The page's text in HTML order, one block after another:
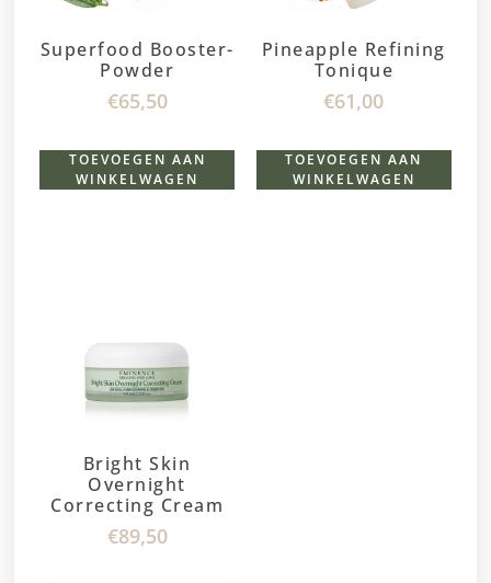
Superfood Booster-
Powder
€65,50
TOEVOEGEN AAN
WINKELWAGEN
Pineapple Refining
Tonique
€61,00
TOEVOEGEN AAN
WINKELWAGEN
Bright Skin
Overnight
Correcting Cream
€89,50